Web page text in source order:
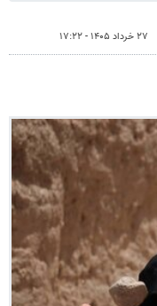
۲۷ خرداد ۱۴۰۵ - ۱۷:۲۲